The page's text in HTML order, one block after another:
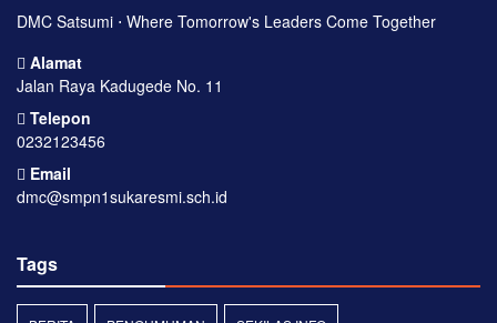
DMC Satsumi ⋅ Where Tomorrow's Leaders Come Together
Alamat
Jalan Raya Kadugede No. 11
Telepon
0232123456
Email
dmc@smpn1sukaresmi.sch.id
Tags